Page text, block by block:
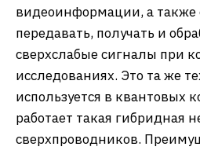
видеоинформации, а также
передавать, получать и
сверхслабые сигналы при
исследованиях. Это та же
используется в квантовых
работает такая гибридная
сверхпроводников.